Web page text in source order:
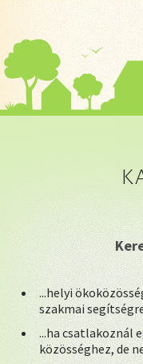
...helyi
szakmai
...ha csatlakoznál
közösséghez, de